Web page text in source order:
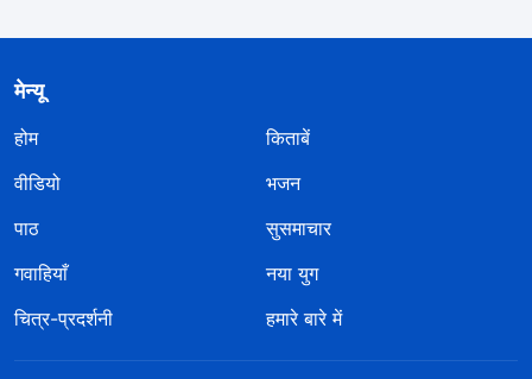
मेन्यू
होम
किताबें
वीडियो
भजन
पाठ
सुसमाचार
गवाहियाँ
नया युग
चित्र-प्रदर्शनी
हमारे बारे में